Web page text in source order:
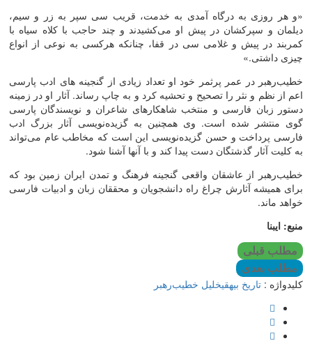
«و هر روزی به درگاه آمدی به خدمت، قریب سی سپر به زر و سیم،
دیلمان و سپرکشان در پیش او می‌کشیدند و چند حاجب با کلاه سیاه با
کمربند در پیش و غلامی سی در قفا، چنانکه هرکسی به نوعی از انواع
چیزی داشتی.»
خطیب‌رهبر در عمر پرثمر خود او تعداد زیادی از گنجینه های ادب پارسی
اعم از نظم و نثر را تصحیح و تحشیه کرد و به چاپ رساند. آثار او در زمینه
دستور زبان فارسی و منتخب شاهکارهای شاعران و نویسندگان پارسی
گوی منتشر شده است. وی همچنین به گزیده‌نویسی آثار بزرگ ادب
فارسی پرداخت و حسن گزیده‌نویسی این است که مخاطب عام می‌تواند
به کلیت آثار گذشتگان دست پیدا کند و با آنها آشنا شود.
خطیب‌رهبر از عاشقان واقعی گنجینه فرهنگ و تمدن ایران زمین بود که
برای همیشه آثارش چراغ راه دانشجویان و محققان زبان و ادبیات فارسی
خواهد ماند.
منبع: ایبنا
مطلب قبلی
مطلب بعدی
کلیدواژه : تاریخ بیهقیخلیل خطیب‌رهبر